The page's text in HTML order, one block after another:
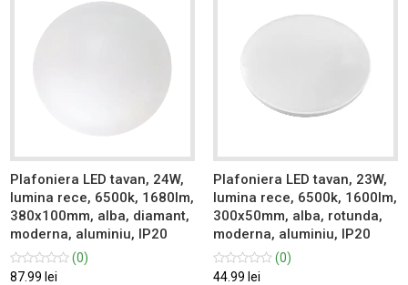
Plafoniera LED tavan, 24W,
lumina rece, 6500k, 1680lm,
380x100mm, alba, diamant,
moderna, aluminiu, IP20
(0)
87.99 lei
Plafoniera LED tavan, 23W,
lumina rece, 6500k, 1600lm,
300x50mm, alba, rotunda,
moderna, aluminiu, IP20
(0)
44.99 lei